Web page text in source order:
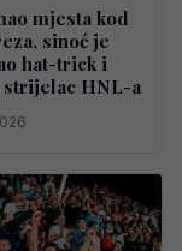
mjesta kod
sinoć je
hat-trick i
HNL-a